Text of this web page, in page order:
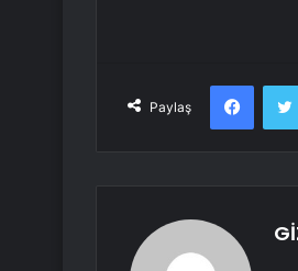
Paylaş